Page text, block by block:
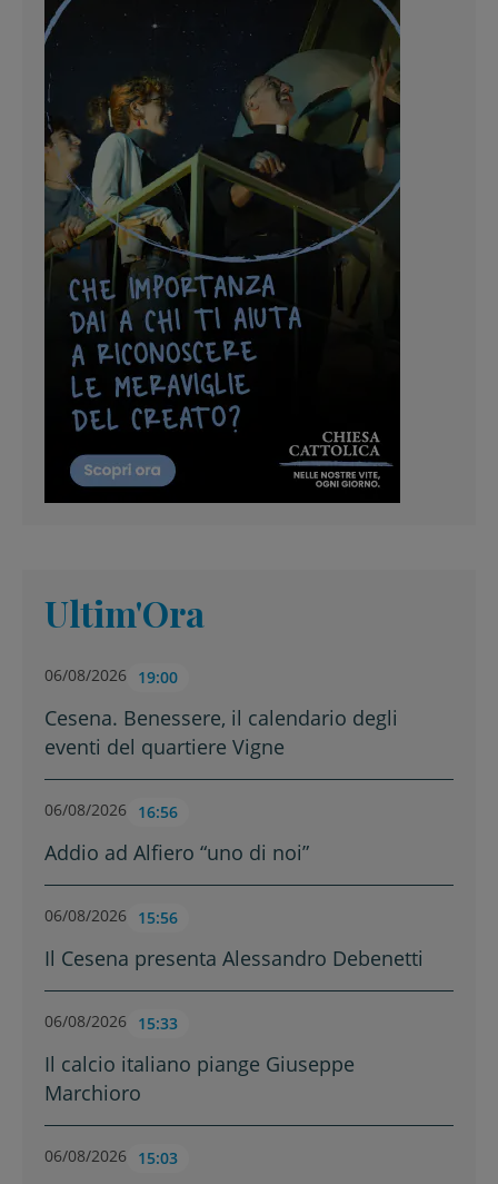
Ultim'Ora
06/08/2026 19:00
Cesena. Benessere, il calendario degli
eventi del quartiere Vigne
06/08/2026 16:56
Addio ad Alfiero “uno di noi”
06/08/2026 15:56
Il Cesena presenta Alessandro Debenetti
06/08/2026 15:33
Il calcio italiano piange Giuseppe
Marchioro
06/08/2026 15:03